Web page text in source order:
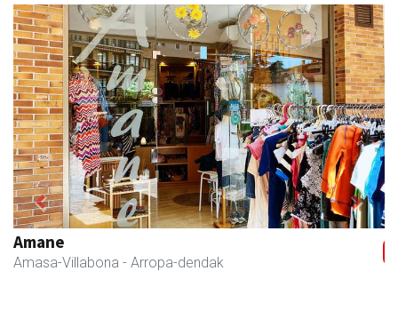
Amane
Amasa-Villabona - Arropa-dendak
Previous Next